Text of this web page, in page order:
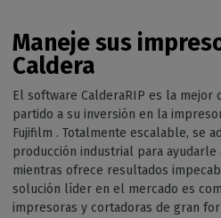
Maneje sus
Caldera
El software CalderaRIP es la mejor
partido a su inversión en la
Fujifilm . Totalmente escalable, se
producción industrial para
mientras ofrece resultados
solución líder en el mercado es
impresoras y cortadoras de gran